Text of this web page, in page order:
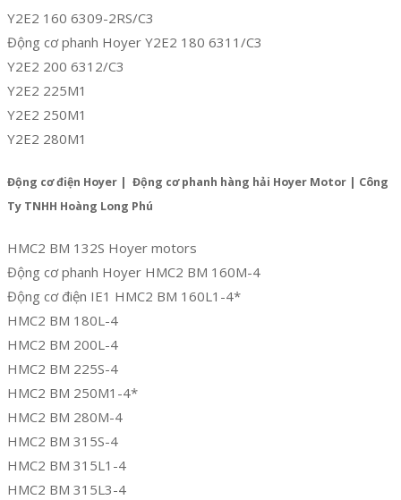
Y2E2 160 6309-2RS/C3
Động cơ phanh Hoyer Y2E2 180 6311/C3
Y2E2 200 6312/C3
Y2E2 225M1
Y2E2 250M1
Y2E2 280M1
Động cơ điện Hoyer | Động cơ phanh hàng hải Hoyer Motor | Công
Ty TNHH Hoàng Long Phú
HMC2 BM 132S Hoyer motors
Động cơ phanh Hoyer HMC2 BM 160M-4
Động cơ điện IE1 HMC2 BM 160L1-4*
HMC2 BM 180L-4
HMC2 BM 200L-4
HMC2 BM 225S-4
HMC2 BM 250M1-4*
HMC2 BM 280M-4
HMC2 BM 315S-4
HMC2 BM 315L1-4
HMC2 BM 315L3-4